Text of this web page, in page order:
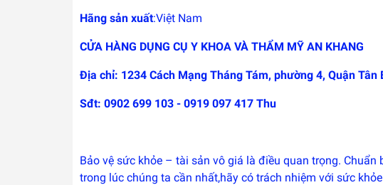
Hãng sản xuất:Việt Nam
CỬA HÀNG DỤNG CỤ Y KHOA VÀ THẨM MỸ AN KHANG
Địa chỉ: 1234 Cách Mạng Tháng Tám, phường 4, Quận Tân
Sđt: 0902 699 103 - 0919 097 417 Thu
Bảo vệ sức khỏe – tài sản vô giá là điều quan trọng.
trong lúc chúng ta cần nhất,hãy có trách nhiệm với sức